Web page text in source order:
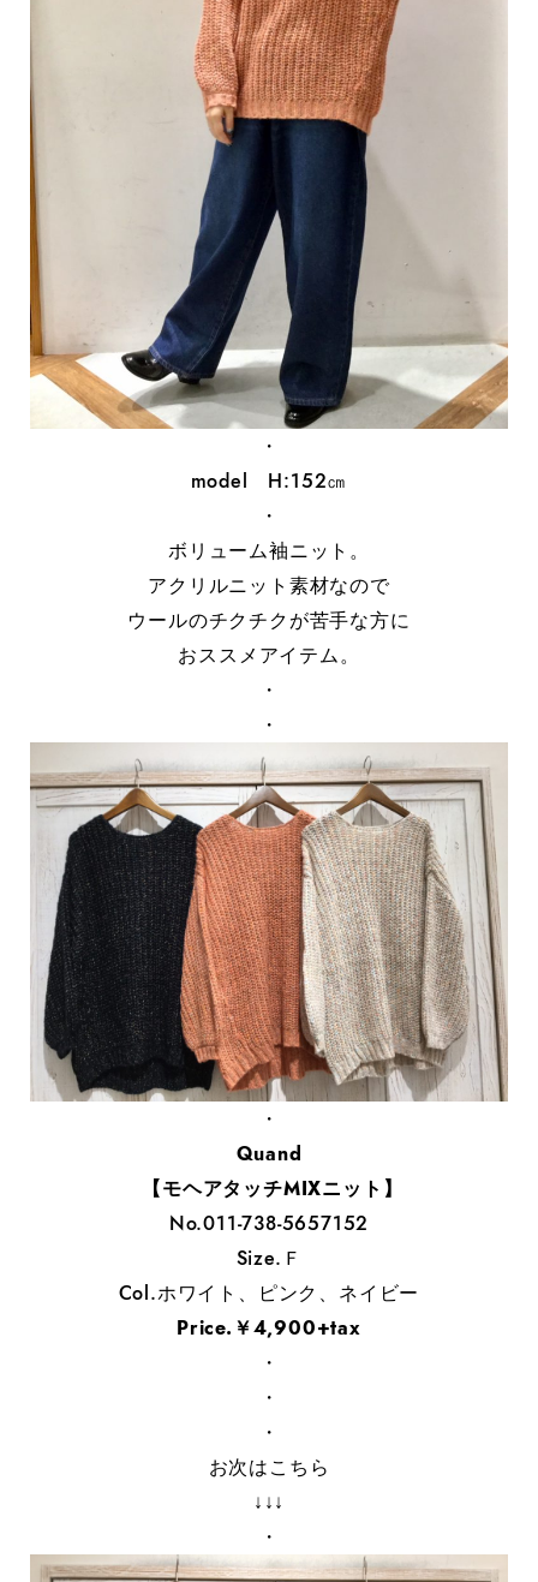
・
model H:152㎝
・
ボリューム袖ニット。
アクリルニット素材なので
ウールのチクチクが苦手な方に
おススメアイテム。
・
・
・
Quand
【モヘアタッチMIXニット】
No.011-738-5657152
Size.Ｆ
Col.ホワイト、ピンク、ネイビー
Price.￥4,900+tax
・
・
・
お次はこちら
↓↓↓
・